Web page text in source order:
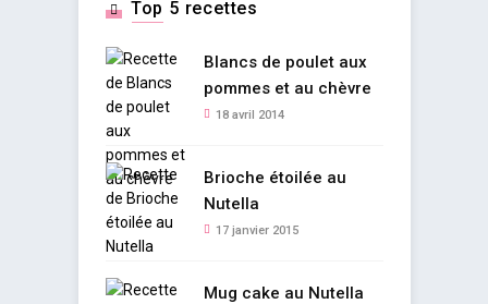
Top 5 recettes
Blancs de poulet aux
pommes et au chèvre
18 avril 2014
Brioche étoilée au
Nutella
17 janvier 2015
Mug cake au Nutella